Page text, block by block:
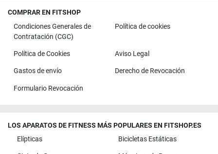
COMPRAR EN FITSHOP
Condiciones Generales de
Contratación (CGC)
Política de cookies
Política de Cookies Aviso Legal
Gastos de envío Derecho de Revocación
Formulario Revocación
LOS APARATOS DE FITNESS MÁS POPULARES EN FITSHOP.ES
Elípticas
Bicicletas Estáticas